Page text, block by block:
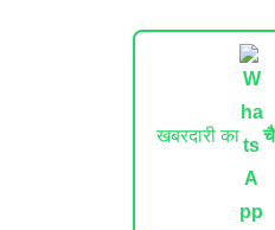
खबरदारी का